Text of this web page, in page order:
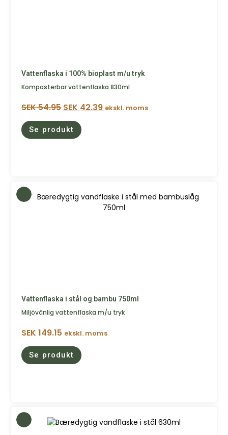
Vattenflaska i 100% bioplast m/u tryk
Komposterbar vattenflaska 830ml
SEK54.95 SEK 42.39 ekskl. moms
Se produkt
Vattenflaska i stål og bambu 750ml
Miljövänlig vattenflaska m/u tryk
SEK 149.15 ekskl. moms
Se produkt